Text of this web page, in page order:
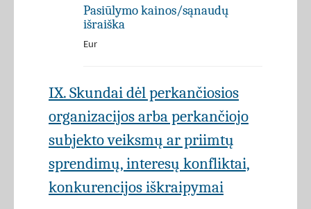
Pasiūlymo kainos/sąnaudų
išraiška
Eur
IX. Skundai dėl perkančiosios
organizacijos arba perkančiojo
subjekto veiksmų ar priimtų
sprendimų, interesų konfliktai,
konkurencijos iškraipymai